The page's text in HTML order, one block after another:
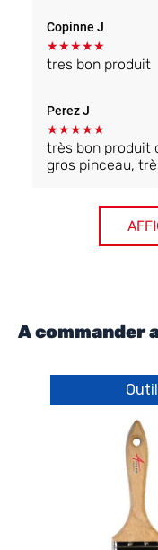
Copinne J
★★★★★
tres bon produit
Perez J
★★★★★
très bon produit
gros pinceau,
A commander